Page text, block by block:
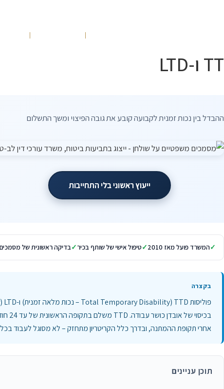
ההבדל בין נכות זמנית לקבועה קובע את גובה הפיצוי ומשך התשלום
ייעוץ ראשוני בלי התחייבות
המשרד פועל מאז 2010 טיפול אישי של שותף בכיר בדיקה ראשונית של מסמכים
אחרי תקופת ההמתנה, ובדרך כלל הקריטריון מתחזק – לא מסוגל לעבוד
תוכן עניינים